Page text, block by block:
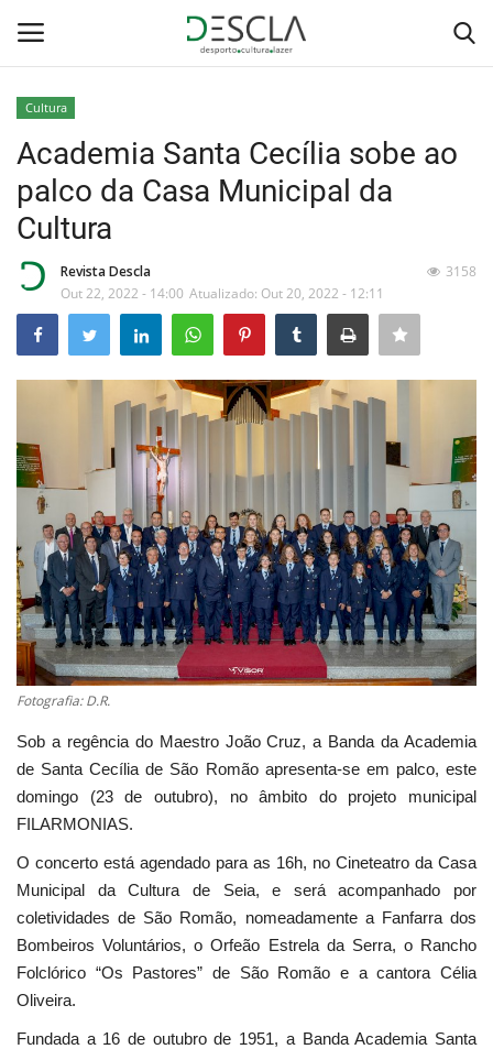
Home
Desporto
Educação
Estatuto Editorial
Saúde
Ficha técnica
Cultura
Lazer
Ambiente
Cultura
Academia Santa Cecília sobe ao
palco da Casa Municipal da
Cultura
Revista Descla
Out 22, 2022 - 14:00 Atualizado: Out 20, 2022 - 12:11
3158
Fotografia: D.R.
Sob a regência do Maestro João Cruz, a Banda da Academia
de Santa Cecília de São Romão apresenta-se em palco, este
domingo (23 de outubro), no âmbito do projeto municipal
FILARMONIAS.
O concerto está agendado para as 16h, no Cineteatro da Casa
Municipal da Cultura de Seia, e será acompanhado por
coletividades de São Romão, nomeadamente a Fanfarra dos
Bombeiros Voluntários, o Orfeão Estrela da Serra, o Rancho
Folclórico “Os Pastores” de São Romão e a cantora Célia
Oliveira.
Fundada a 16 de outubro de 1951, a Banda Academia Santa